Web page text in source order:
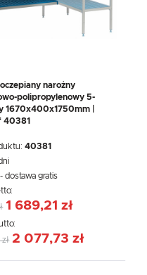
narożny
polipropylenowy 5-
1670x400x1750mm |
40381
40381
dostawa gratis
1 689,21 zł
zł 2 077,73 zł